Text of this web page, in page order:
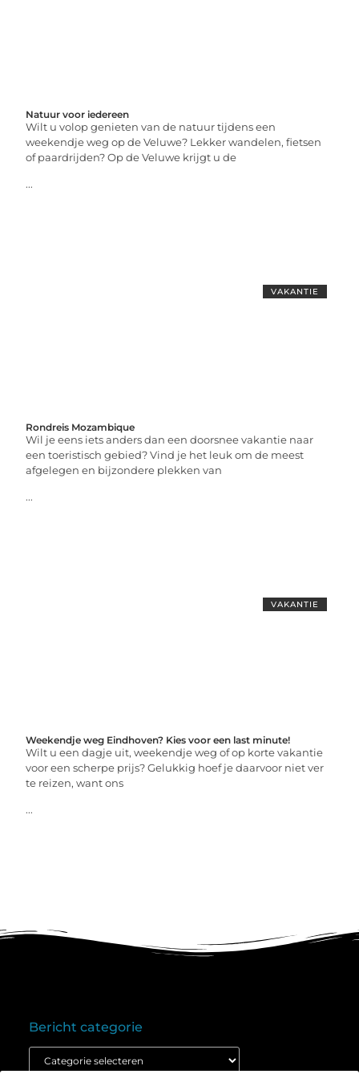
Natuur voor iedereen
Wilt u volop genieten van de natuur tijdens een
weekendje weg op de Veluwe? Lekker wandelen, fietsen
of paardrijden? Op de Veluwe krijgt u de
...
VAKANTIE
Rondreis Mozambique
Wil je eens iets anders dan een doorsnee vakantie naar
een toeristisch gebied? Vind je het leuk om de meest
afgelegen en bijzondere plekken van
...
VAKANTIE
Weekendje weg Eindhoven? Kies voor een last minute!
Wilt u een dagje uit, weekendje weg of op korte vakantie
voor een scherpe prijs? Gelukkig hoef je daarvoor niet ver
te reizen, want ons
...
Bericht categorie